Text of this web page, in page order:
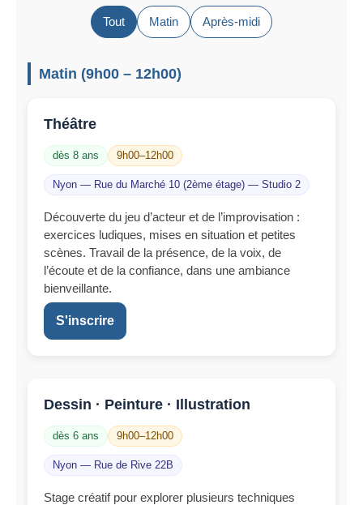
Tout Matin Après-midi
Matin (9h00 – 12h00)
Théâtre
dès 8 ans 9h00–12h00
Nyon — Rue du Marché 10 (2ème étage) — Studio 2
Découverte du jeu d’acteur et de l’improvisation :
exercices ludiques, mises en situation et petites
scènes. Travail de la présence, de la voix, de
l’écoute et de la confiance, dans une ambiance
bienveillante.
S'inscrire
Dessin · Peinture · Illustration
dès 6 ans 9h00–12h00
Nyon — Rue de Rive 22B
Stage créatif pour explorer plusieurs techniques